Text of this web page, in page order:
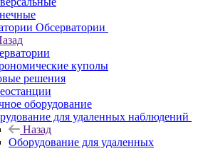
Обсерватории
куполы
решения
оборудование
для удаленных наблюдений
Назад
Оборудование для удаленных